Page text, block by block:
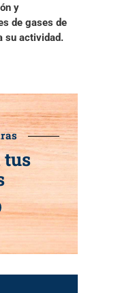
y
de gases de
su actividad.
tus